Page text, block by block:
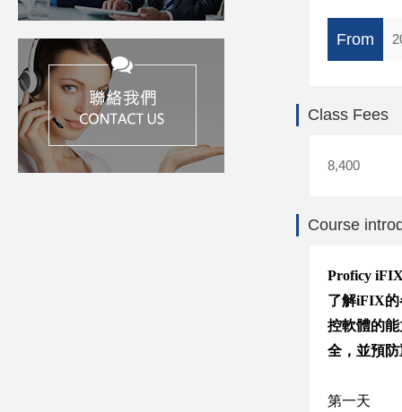
From
Class Fees
8,400
Course
Proficy
了解iFIX的
控軟體的
全，並預
第一天